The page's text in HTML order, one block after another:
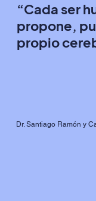
“Cada ser
propone,
propio
Dr. Santiago Ramón y